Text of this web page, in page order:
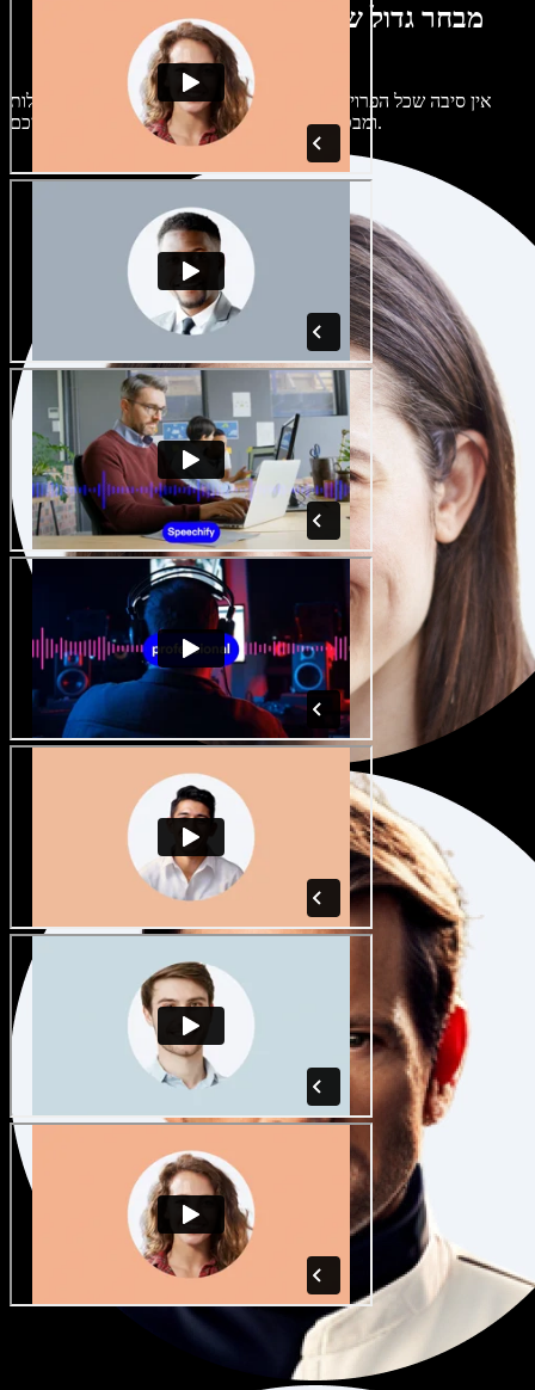
מבחר גדול של קולות נשים וגברים במגוון
מבטאים
אין סיבה שכל הפרויקטים יישמעו אותו דבר. בחרו מתוך מאות קולות
ומבטאים של בינה מלאכותית והתאימו אותם אליכם.